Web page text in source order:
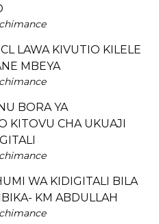
LAWA KIVUTIO KILELE
MBEYA
BORA YA
KITOVU CHA UKUAJI
WA KIDIGITALI BILA
KM ABDULLAH